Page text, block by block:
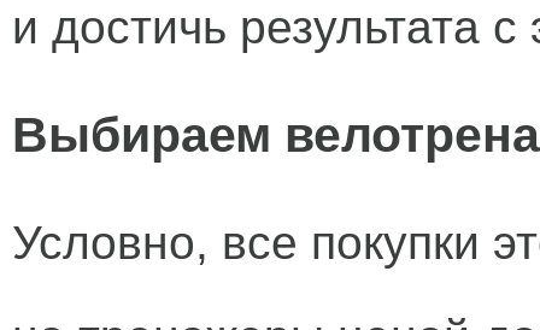
и достичь результата
Выбираем
Условно, все покупки